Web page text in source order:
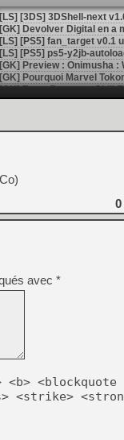
[GK] Devolver Digital en a
[LS] [PS5] ps5-y2jb-
[GK] Pourquoi Marvel
[GK] Test : Restory : Chill
[GK] GTA 6 : Rockstar
[GK] Hot Wheels Infinite
[GK] Mémoire cash -
[GK] Résultats Nintendo :
[GK] Déjà des
[Mo5] Brickboy cherche à
[GK] Minecraft et ses «
[GK] Beast of
[GK] Ubisoft : fin de partie
[GK] Mémoire cash -
[GK] Dan Houser (GTA)
[GK] Comment EA Sports
[GK] Crimson Moon : un
[GK] Isle of Reveries : le
[GK] Moonlighter 2 : The
[GK] Capcom relance
[Mo5] Deux inédits du
[GK] Le beat'em up The
[GK] Endless Legend 2 :
0
avec *
<blockquote
<strike>